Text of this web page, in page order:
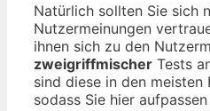
Natürlich sollten Sie sich
Nutzermeinungen
ihnen sich zu den
zweigriffmischer Tests
sind diese in den meisten
sodass Sie hier